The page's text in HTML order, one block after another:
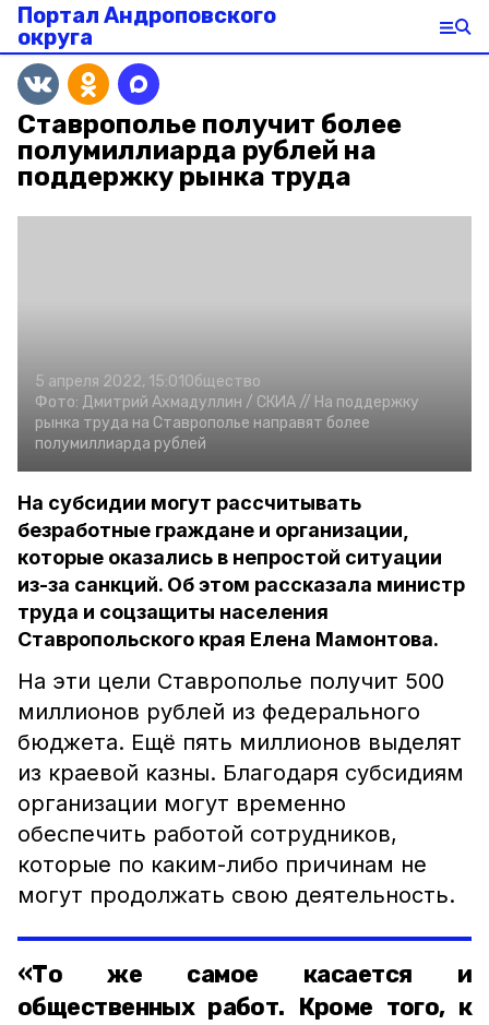
Портал Андроповского
округа
Ставрополье получит более
полумиллиарда рублей на
поддержку рынка труда
5 апреля 2022, 15:01Общество
Фото: Дмитрий Ахмадуллин / СКИА // На поддержку
рынка труда на Ставрополье направят более
полумиллиарда рублей
На субсидии могут рассчитывать
безработные граждане и организации,
которые оказались в непростой ситуации
из-за санкций. Об этом рассказала министр
труда и соцзащиты населения
Ставропольского края Елена Мамонтова.
На эти цели Ставрополье получит 500
миллионов рублей из федерального
бюджета. Ещё пять миллионов выделят
из краевой казны. Благодаря субсидиям
организации могут временно
обеспечить работой сотрудников,
которые по каким-либо причинам не
могут продолжать свою деятельность.
«То же самое касается и
общественных работ. Кроме того, к